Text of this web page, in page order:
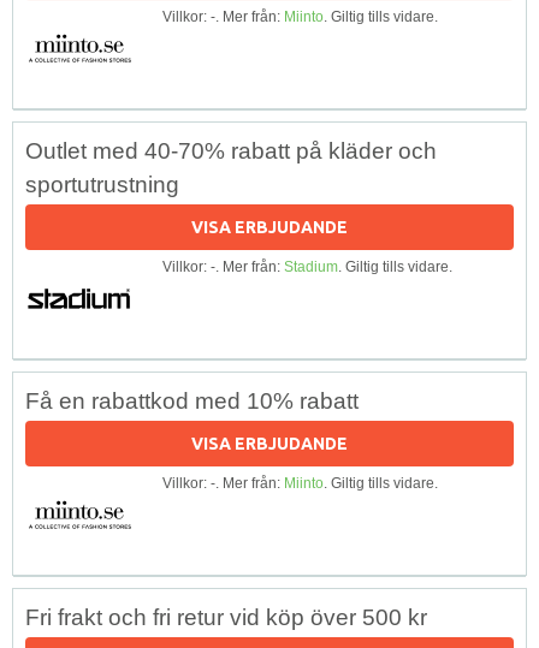
Villkor: -. Mer från: Miinto. Giltig tills vidare.
Outlet med 40-70% rabatt på kläder och
sportutrustning
VISA ERBJUDANDE
Villkor: -. Mer från: Stadium. Giltig tills vidare.
Få en rabattkod med 10% rabatt
VISA ERBJUDANDE
Villkor: -. Mer från: Miinto. Giltig tills vidare.
Fri frakt och fri retur vid köp över 500 kr